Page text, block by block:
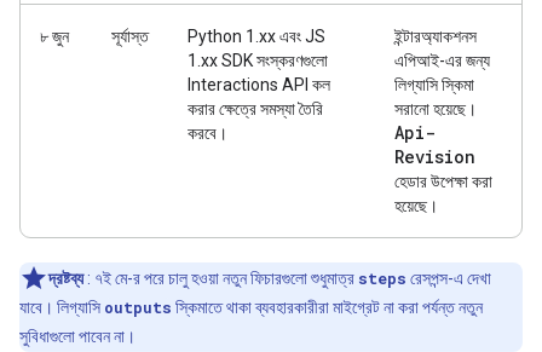
৮ জুন সূর্যাস্ত
Python 1.xx এবং JS
1.xx SDK সংস্করণগুলো
Interactions API কল
করার ক্ষেত্রে সমস্যা তৈরি
করবে।
ইন্টারঅ্যাকশনস
এপিআই-এর জন্য
লিগ্যাসি স্কিমা
সরানো হয়েছে।
Api-
Revision
হেডার উপেক্ষা করা
হয়েছে।
দ্রষ্টব্য: ৭ই মে-র পরে চালু হওয়া নতুন ফিচারগুলো শুধুমাত্র steps রেসপন্স-এ দেখা
যাবে। লিগ্যাসি outputs স্কিমাতে থাকা ব্যবহারকারীরা মাইগ্রেট না করা পর্যন্ত নতুন
সুবিধাগুলো পাবেন না।